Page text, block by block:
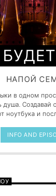
НАПОЙ
в одном
душа. Создавай
ноутбука и
INFO AND